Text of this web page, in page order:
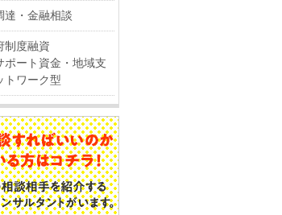
達・金融相談
制度融資
ポート資金・地域支
トワーク型